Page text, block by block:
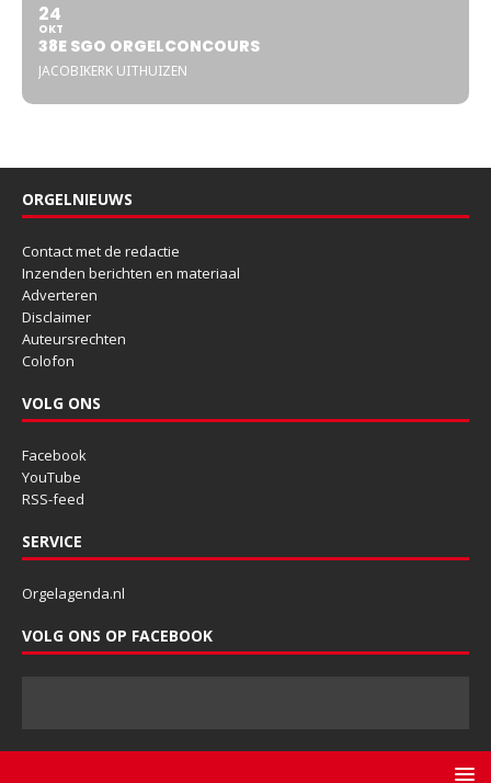
24
OKT
38E SGO ORGELCONCOURS
JACOBIKERK UITHUIZEN
ORGELNIEUWS
Contact met de redactie
Inzenden berichten en materiaal
Adverteren
Disclaimer
Auteursrechten
Colofon
VOLG ONS
Facebook
YouTube
RSS-feed
SERVICE
Orgelagenda.nl
VOLG ONS OP FACEBOOK